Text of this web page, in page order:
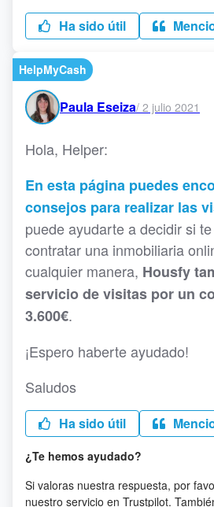
Ha sido útil
HelpMyCash
Paula Eseiza/ 2 julio 2021
Hola, Helper:
En esta página puedes
consejos para realizar las
puede ayudarte a decidir si
contratar una inmobiliaria
cualquier manera, Housfy
servicio de visitas por un
3.600€.
¡Espero haberte ayudado!
Saludos
Ha sido útil
¿Te hemos ayudado?
Si valoras nuestra respuesta, por
nuestro servicio en Trustpilot.